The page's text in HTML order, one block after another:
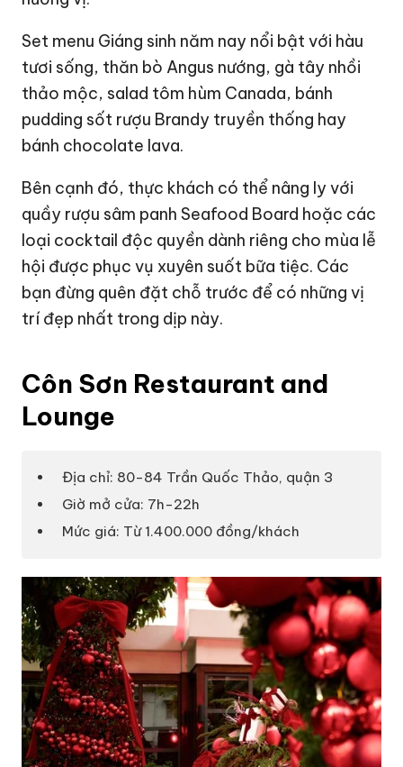
Set menu Giáng sinh năm nay nổi bật với hàu
tươi sống, thăn bò Angus nướng, gà tây nhồi
thảo mộc, salad tôm hùm Canada, bánh
pudding sốt rượu Brandy truyền thống hay
bánh chocolate lava.
Bên cạnh đó, thực khách có thể nâng ly với
quầy rượu sâm panh Seafood Board hoặc các
loại cocktail độc quyền dành riêng cho mùa lễ
hội được phục vụ xuyên suốt bữa tiệc. Các
bạn đừng quên đặt chỗ trước để có những vị
trí đẹp nhất trong dịp này.
Côn Sơn Restaurant and
Lounge
Địa chỉ: 80-84 Trần Quốc Thảo, quận 3
Giờ mở cửa: 7h-22h
Mức giá: Từ 1.400.000 đồng/khách